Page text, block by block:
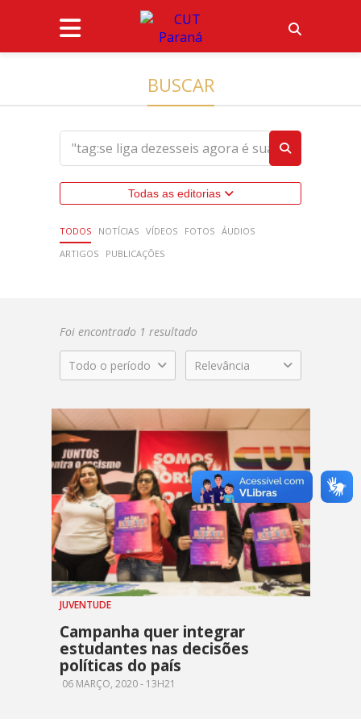
BUSCAR
Todas as editorias
TODOS NOTÍCIAS VÍDEOS FOTOS ÁUDIOS
ARTIGOS
PUBLICAÇÕES
Foi encontrado 1 resultado
Todo o período Relevância
JUVENTUDE
Campanha quer integrar
estudantes nas decisões
políticas do país
06 MARÇO, 2020 - 13H21